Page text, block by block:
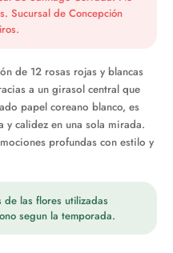
Sucursal de Concepción
de 12 rosas rojas y blancas
a un girasol central que
papel coreano blanco, es
y calidez en una sola mirada.
profundas con estilo y
de las flores utilizadas
segun la temporada.